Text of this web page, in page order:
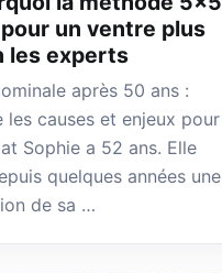
un ventre plus
les experts
après 50 ans :
les causes et enjeux pour
Sophie a 52 ans. Elle
quelques années une
de sa …